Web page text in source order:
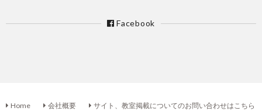
Facebook
Home 会社概要 サイト、教室掲載についてのお問い合わせはこちら